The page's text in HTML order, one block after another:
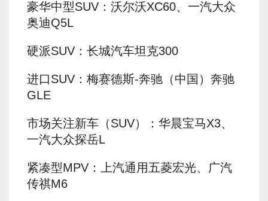
豪华中型SUV：沃尔沃XC60、一汽大众
奥迪Q5L
硬派SUV：长城汽车坦克300
进口SUV：梅赛德斯-奔驰（中国）奔驰
GLE
市场关注新车（SUV）：华晨宝马X3、
一汽大众探岳L
紧凑型MPV：上汽通用五菱宏光、广汽
传祺M6